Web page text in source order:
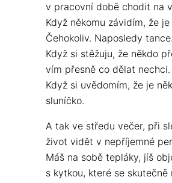
v pracovní době chodit na
Když někomu závidím, že
Čehokoliv. Naposledy tance.
Když si stěžuju, že někdo
vím přesně co dělat nechci.
Když si uvědomím, že je
sluníčko.
A tak ve středu večer, při
život vidět v nepříjemné
Máš na sobě tepláky, jíš
s kytkou, které se skutečně